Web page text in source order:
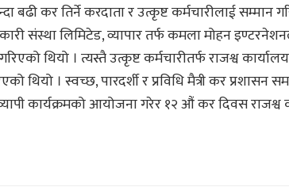
बढी कर तिर्ने करदाता र उत्कृष्ट कर्मचारीलाई सम्मान
संस्था लिमिटेड, व्यापार तर्फ कमला मोहन इण्टरनेशनल
थियो । त्यस्तै उत्कृष्ट कर्मचारीतर्फ राजश्व
थियो । स्वच्छ, पारदर्शी र प्रविधि मैत्री कर प्रशासन
कार्यक्रमको आयोजना गरेर १२ औं कर दिवस